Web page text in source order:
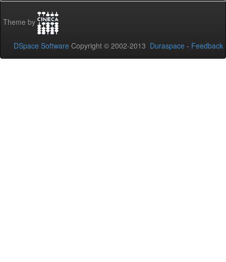
Theme by
DSpace Software Copyright © 2002-2013 Duraspace - Feedback